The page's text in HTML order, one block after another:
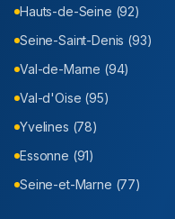
Hauts-de-Seine (92)
Seine-Saint-Denis (93)
Val-de-Marne (94)
Val-d'Oise (95)
Yvelines (78)
Essonne (91)
Seine-et-Marne (77)